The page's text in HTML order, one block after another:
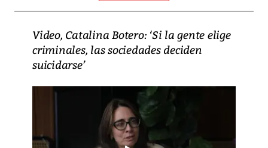
Video, Catalina Botero: ‘Si la gente elige
criminales, las sociedades deciden
suicidarse’